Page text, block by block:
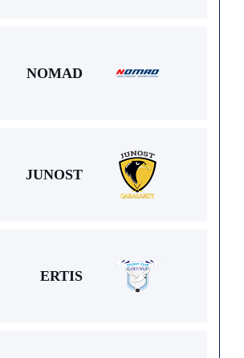
NOMAD
JUNOST
ERTIS